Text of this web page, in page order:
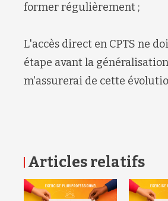
former régulièrement ;
L'accès direct en CPTS ne
étape avant la
m'assurerai de cette
Articles relatifs